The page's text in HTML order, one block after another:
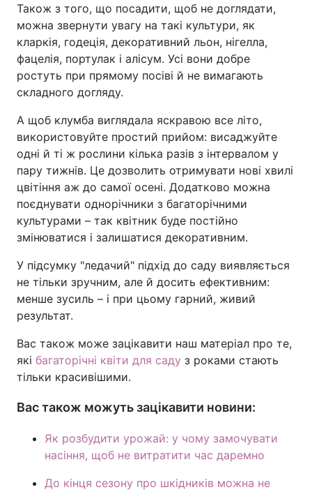
Також з того, що посадити, щоб не доглядати,
можна звернути увагу на такі культури, як
кларкія, годеція, декоративний льон, нігелла,
фацелія, портулак і алісум. Усі вони добре
ростуть при прямому посіві й не вимагають
складного догляду.
А щоб клумба виглядала яскравою все літо,
використовуйте простий прийом: висаджуйте
одні й ті ж рослини кілька разів з інтервалом у
пару тижнів. Це дозволить отримувати нові хвилі
цвітіння аж до самої осені. Додатково можна
поєднувати однорічники з багаторічними
культурами – так квітник буде постійно
змінюватися і залишатися декоративним.
У підсумку "ледачий" підхід до саду виявляється
не тільки зручним, але й досить ефективним:
менше зусиль – і при цьому гарний, живий
результат.
Вас також може зацікавити наш матеріал про те,
які багаторічні квіти для саду з роками стають
тільки красивішими.
Вас також можуть зацікавити новини:
Як розбудити урожай: у чому замочувати
насіння, щоб не витратити час даремно
До кінця сезону про шкідників можна не